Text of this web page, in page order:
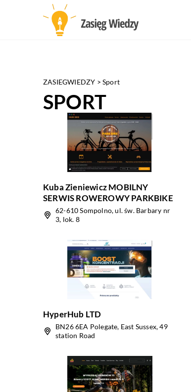
ZASIEGWIEDZY >Sport
SPORT
Kuba Zieniewicz MOBILNY
SERWIS ROWEROWY PARKBIKE
62-610 Sompolno, ul. św. Barbary nr
3, lok. 8
HyperHub LTD
BN26 6EA Polegate, East Sussex, 49
station Road